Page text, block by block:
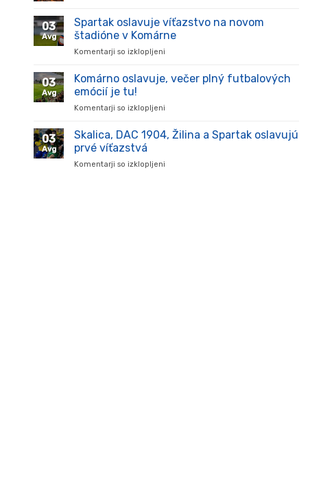
stal
sa
súťaži
Lavrinčík
vracia
03
Avg
Spartak oslavuje víťazstvo na novom
štadióne v Komárne
Komentarji so izklopljeni
oslavuje
v
03
Avg
Komárno oslavuje, večer plný futbalových
emócií je tu!
Komentarji so izklopljeni
oslavuje,
03
Avg
Skalica, DAC 1904, Žilina a Spartak oslavujú
prvé víťazstvá
Komentarji so izklopljeni